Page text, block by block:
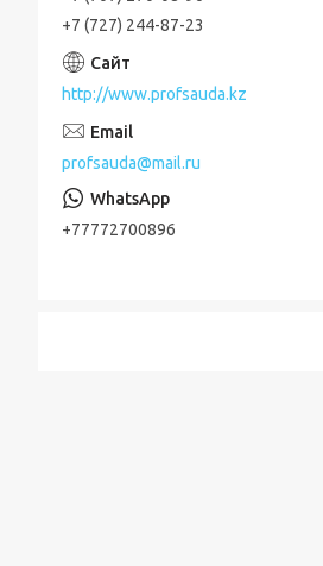
+7 (727) 244-87-23
http://www.profsauda.kz
profsauda@mail.ru
+77772700896